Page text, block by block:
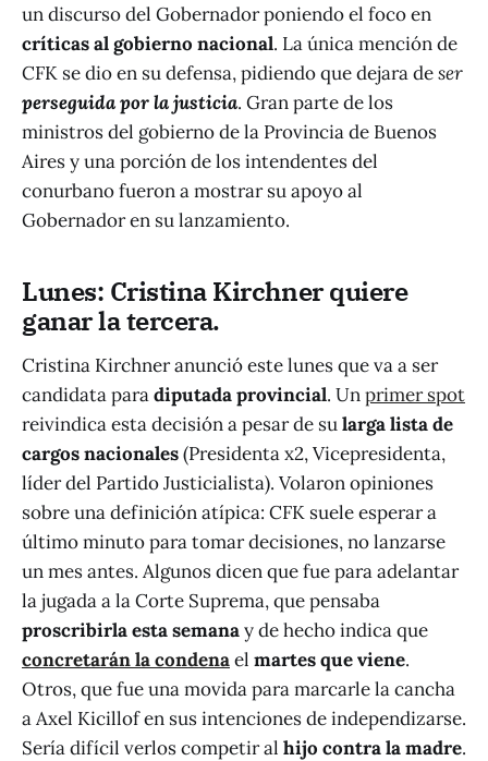
un discurso del Gobernador poniendo el foco en
críticas al gobierno nacional. La única mención de
CFK se dio en su defensa, pidiendo que dejara deser
perseguida por la justicia. Gran parte de los
ministros del gobierno de la Provincia de Buenos
Aires y una porción de los intendentes del
conurbano fueron a mostrar su apoyo al
Gobernador en su lanzamiento.
Lunes: Cristina Kirchner quiere
ganar la tercera.
Cristina Kirchner anunció este lunes que va a ser
candidata paradiputada provincial. Unprimer spot
reivindica esta decisión a pesar de sularga lista de
cargos nacionales(Presidenta x2, Vicepresidenta,
líder del Partido Justicialista). Volaron opiniones
sobre una definición atípica: CFK suele esperar a
último minuto para tomar decisiones, no lanzarse
un mes antes. Algunos dicen que fue para adelantar
la jugada a la Corte Suprema, que pensaba
proscribirla esta semanay de hecho indica que
concretarán la condenael martes que viene.
Otros, que fue una movida para marcarle la cancha
a Axel Kicillof en sus intenciones de independizarse.
Sería difícil verlos competir al hijo contra la madre.